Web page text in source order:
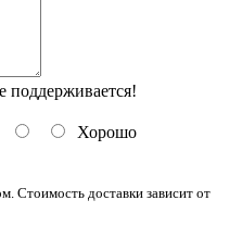
поддерживается!
Хорошо
Стоимость доставки зависит от